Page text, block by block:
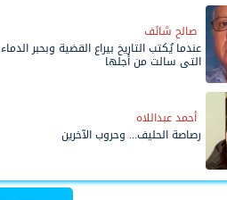
صالح شائف
عندما يُكتب التاريخ بيراع القضية وبحبر الدماء
التي سالت من أجلها
أحمد عبداللاه
رصاصة الحليف... وحروب الآخرين